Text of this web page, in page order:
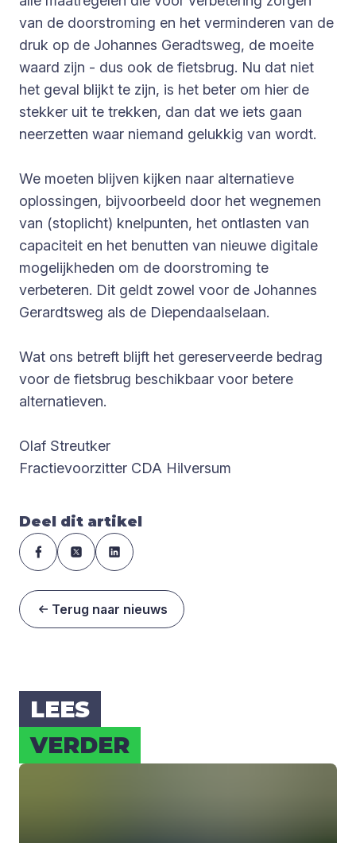
van de doorstroming en het verminderen van de
druk op de Johannes Geradtsweg, de moeite
waard zijn - dus ook de fietsbrug. Nu dat niet
het geval blijkt te zijn, is het beter om hier de
stekker uit te trekken, dan dat we iets gaan
neerzetten waar niemand gelukkig van wordt.
We moeten blijven kijken naar alternatieve
oplossingen, bijvoorbeeld door het wegnemen
van (stoplicht) knelpunten, het ontlasten van
capaciteit en het benutten van nieuwe digitale
mogelijkheden om de doorstroming te
verbeteren. Dit geldt zowel voor de Johannes
Gerardtsweg als de Diependaalselaan.
Wat ons betreft blijft het gereserveerde bedrag
voor de fietsbrug beschikbaar voor betere
alternatieven.
Olaf Streutker
Fractievoorzitter CDA Hilversum
Deel dit artikel
Terug naar nieuws
LEES
VER­DER